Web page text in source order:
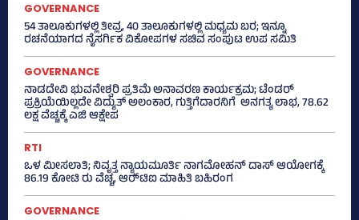
GOVERNANCE
54 ತಾಲೂಕುಗಳಲ್ಲಿ ತೀವ್ರ, 40 ತಾಲೂಕುಗಳಲ್ಲಿ ಮಧ್ಯಮ ಬರ; ಇನ್ನೂ
ರಚನೆಯಾಗದ ನೈಸರ್ಗಿಕ ವಿಕೋಪಗಳ ಸಚಿವ ಸಂಪುಟ ಉಪ ಸಮಿತಿ
GOVERNANCE
ನಾಡದೇವಿ ಭುವನೇಶ್ವರಿ ಪ್ರತಿಮೆ ಅನಾವರಣ ಕಾರ್ಯಕ್ರಮ; ಟೆಂಡರ್
ಪ್ರಕ್ರಿಯೆಯಿಲ್ಲದೇ ವಿದ್ಯುತ್‌ ಅಲಂಕಾರ, ಗುತ್ತಿಗೆದಾರನಿಗೆ ಅನಗತ್ಯ ಲಾಭ, 78.62
ಲಕ್ಷ ವೆಚ್ಚಕ್ಕೆ ಎಜಿ ಆಕ್ಷೇಪ
RTI
ಒಳ ಮೀಸಲಾತಿ; ನಿವೃತ್ತ ನ್ಯಾಯಮೂರ್ತಿ ನಾಗಮೋಹನ್ ದಾಸ್ ಆಯೋಗಕ್ಕೆ
86.19 ಕೋಟಿ ರು ವೆಚ್ಚ, ಆರ್‍‌ಟಿಐ ಮಾಹಿತಿ ಬಹಿರಂಗ
GOVERNANCE